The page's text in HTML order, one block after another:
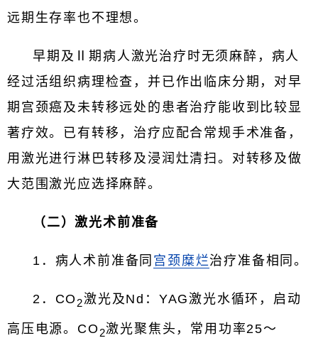
远期生存率也不理想。
早期及Ⅱ期病人激光治疗时无须麻醉，病人
经过活组织病理检查，并已作出临床分期，对早
期宫颈癌及未转移远处的患者治疗能收到比较显
著疗效。已有转移，治疗应配合常规手术准备，
用激光进行淋巴转移及浸润灶清扫。对转移及做
大范围激光应选择麻醉。
（二）激光术前准备
1．病人术前准备同 宫颈糜烂治疗准备相同。
2．CO 2激光及Nd：YAG激光水循环，启动
高压电源。CO 2激光聚焦头，常用功率25～